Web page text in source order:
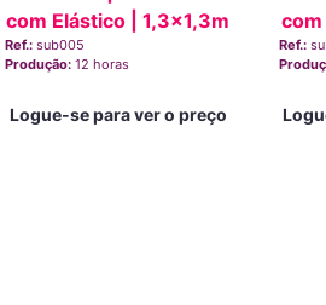
com Elástico | 1,3x1,3m
Ref.:sub005
Produção:12 horas
Logue-se para ver o preço
com
Ref.: